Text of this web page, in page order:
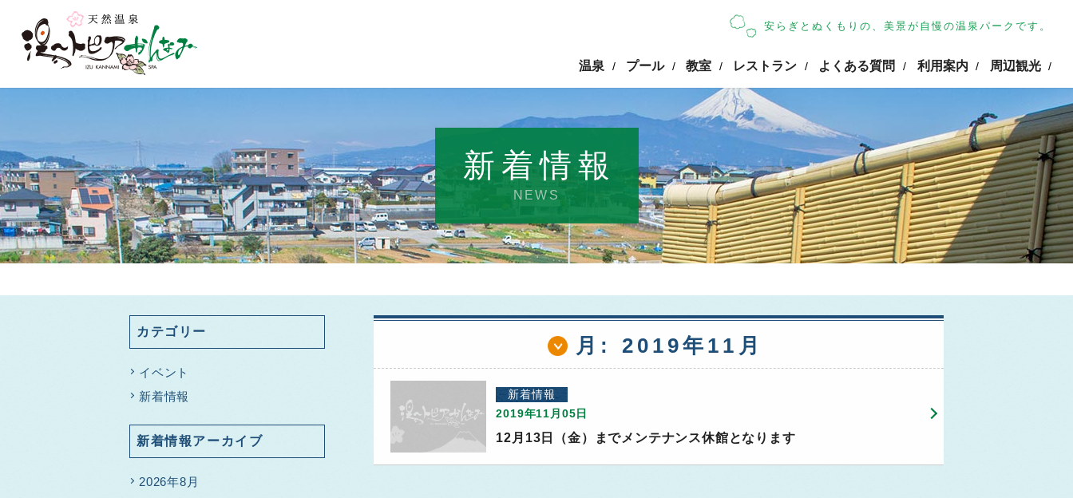
安らぎとぬくもりの、美景が自慢の温泉パークです。
温泉 / プール / 教室 / レストラン / よくある質問 / 利用案内 / 周辺観光 /
新着情報
NEWS
月: 2019年11月
新着情報
2019年11月05日
12月13日（金）までメンテナンス休館となります
カテゴリー
イベント
新着情報
新着情報アーカイブ
2026年8月